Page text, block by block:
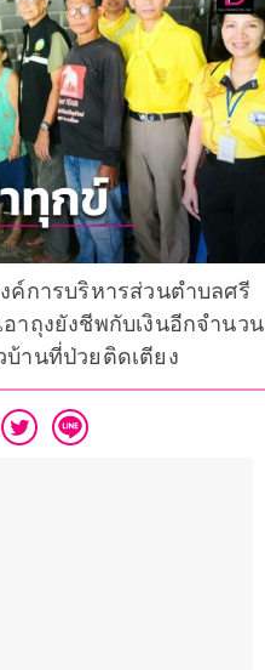
ค์การบริหารส่วนตำบลศรี
าถุงยังชีพกับเงินอีกจำนวน
บ้านที่ป่วยติดเตียง